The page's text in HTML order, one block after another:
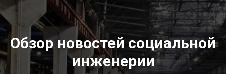
Обзор новостей социальной
инженерии